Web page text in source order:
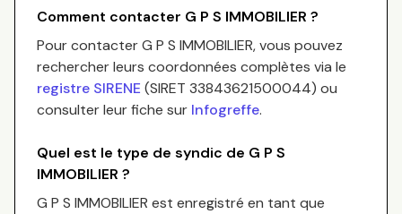
Comment contacter G P S IMMOBILIER ?
Pour contacterG P S IMMOBILIER, vous pouvez
rechercher leurs coordonnées complètes via le
registre SIRENE (SIRET 33843621500044) ou
consulter leur fiche sur Infogreffe.
Quel est le type de syndic de G P S
IMMOBILIER ?
G P S IMMOBILIER est enregistré en tant que